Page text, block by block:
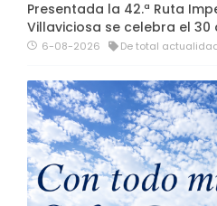
Presentada la 42.ª Ruta
Villaviciosa se celebra el 30
6-08-2026 De total